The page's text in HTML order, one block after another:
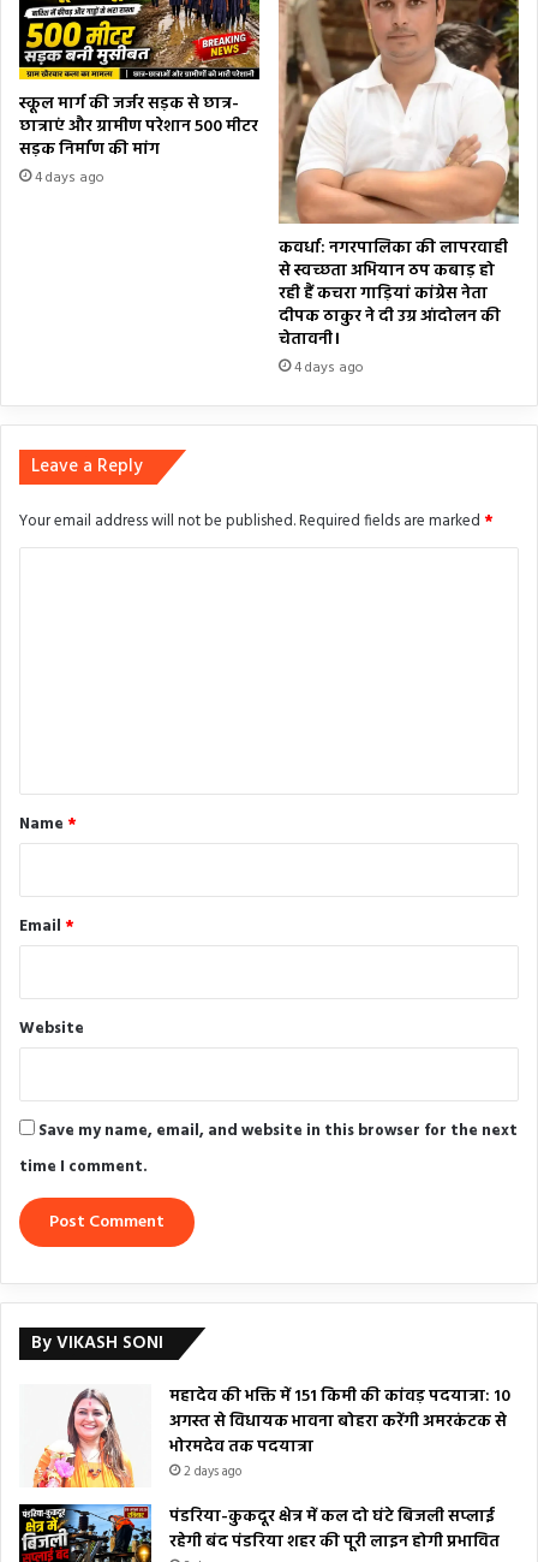
स्कूल मार्ग की जर्जर सड़क से छात्र-
छात्राएं और ग्रामीण परेशान 500 मीटर
सड़क निर्माण की मांग
4 days ago
कवर्धा: नगरपालिका की लापरवाही
से स्वच्छता अभियान ठप कबाड़ हो
रही हैं कचरा गाड़ियां कांग्रेस नेता
दीपक ठाकुर ने दी उग्र आंदोलन की
चेतावनी।
4 days ago
Leave a Reply
Your email address will not be published.Required fields are marked *
*
Name *
Email *
Website
Save my name, email, and website in this browser for the next
time I comment.
By VIKASH SONI
महादेव की भक्ति में 151 किमी की कांवड़ पदयात्रा: 10
अगस्त से विधायक भावना बोहरा करेंगी अमरकंटक से
भोरमदेव तक पदयात्रा
2 days ago
पंडरिया-कुकदूर क्षेत्र में कल दो घंटे बिजली सप्लाई
रहेगी बंद पंडरिया शहर की पूरी लाइन होगी प्रभावित